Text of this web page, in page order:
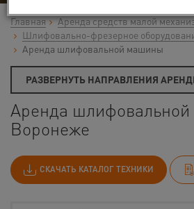
Главная
Аренда средств малой
Шлифовально-фрезерное
Аренда шлифовальной машины
РАЗВЕРНУТЬ НАПРАВЛЕНИЯ
Аренда
Воронеже
СКАЧАТЬ КАТАЛОГ ТЕХНИКИ